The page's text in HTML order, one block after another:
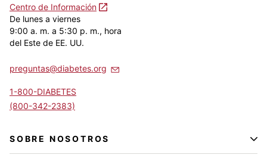
Centro de Información
De lunes a viernes
9:00 a. m. a 5:30 p. m., hora
del Este de EE. UU.
preguntas@diabetes.org
1-800-DIABETES
(800-342-2383)
SOBRE NOSOTROS